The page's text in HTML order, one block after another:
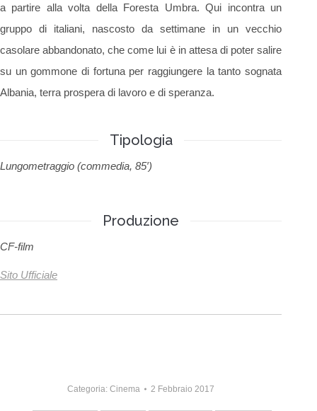
a partire alla volta della Foresta Umbra. Qui incontra un
gruppo di italiani, nascosto da settimane in un vecchio
casolare abbandonato, che come lui è in attesa di poter salire
su un gommone di fortuna per raggiungere la tanto sognata
Albania, terra prospera di lavoro e di speranza.
Tipologia
Lungometraggio (commedia, 85′)
Produzione
CF-film
Sito Ufficiale
Categoria: Cinema 2 Febbraio 2017